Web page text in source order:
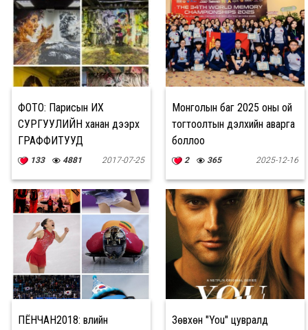
ФОТО: Парисын ИХ
СУРГУУЛИЙН ханан дээрх
ГРАФФИТУУД
133 4881 2017-07-25
Монголын баг 2025 оны ой
тогтоолтын дэлхийн аварга
боллоо
2 365 2025-12-16
ПЁНЧАН2018: Өвлийн Зөвхөн "You" цувралд